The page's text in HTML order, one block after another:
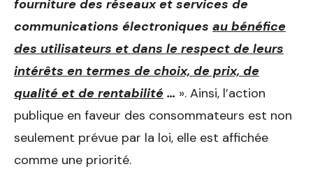
fourniture des réseaux et services de
communications électroniques au bénéfice
des utilisateurs et dans le respect de leurs
intérêts en termes de choix, de prix, de
qualité et de rentabilité … ». Ainsi, l’action
publique en faveur des consommateurs est non
seulement prévue par la loi, elle est affichée
comme une priorité.